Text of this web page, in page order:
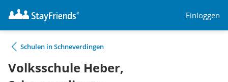
Einloggen
Schulen in Schneverdingen
Volksschule Heber,